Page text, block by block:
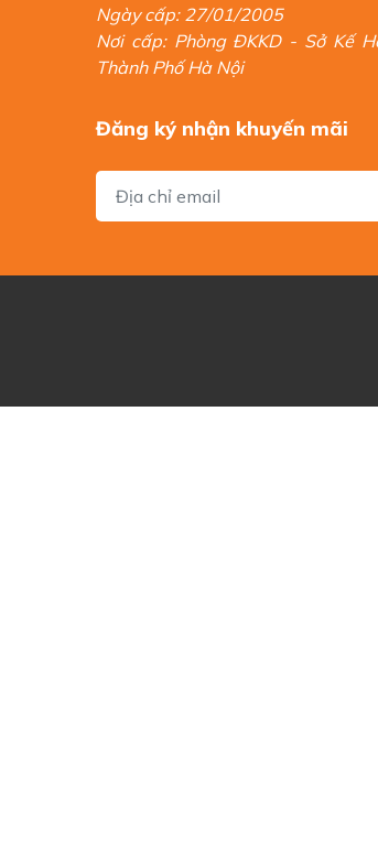
Ngày cấp: 27/01/2005
Nơi cấp: Phòng ĐKKD - Sở Kế
Thành Phố Hà Nội
Đăng ký nhận khuyến mãi